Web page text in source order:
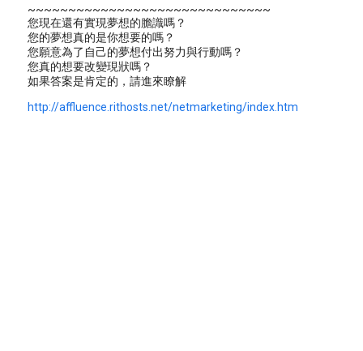
~~~~~~~~~~~~~~~~~~~~~~~~~~~~~~
您現在還有實現夢想的膽識嗎？
您的夢想真的是你想要的嗎？
您願意為了自己的夢想付出努力與行動嗎？
您真的想要改變現狀嗎？
如果答案是肯定的，請進來瞭解
http://affluence.rithosts.net/netmarketing/index.htm